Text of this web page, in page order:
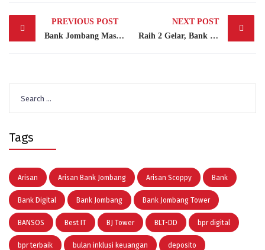
Post
navigation
PREVIOUS POST
Bank Jombang Masuk Jajaran Top Three Digital Brand Of The Year 2023 Dalam Majalah INFOBANK
NEXT POST
Raih 2 Gelar, Bank Jombang Sabet Penghargaan BPR Bintang 4 Dan TOP CEO BUMD 2023
for:
Tags
Arisan Arisan Bank Jombang Arisan Scoppy Bank
Bank Digital Bank Jombang Bank Jombang Tower
BANSOS Best IT BJ Tower BLT-DD bpr digital
bpr terbaik bulan inklusi keuangan deposito